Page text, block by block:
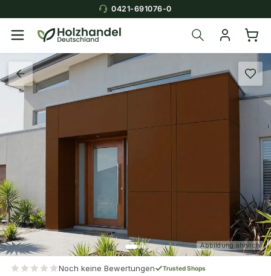
0421-691076-0
Abbildung ähnlich
Noch keine Bewertungen Trusted Shops